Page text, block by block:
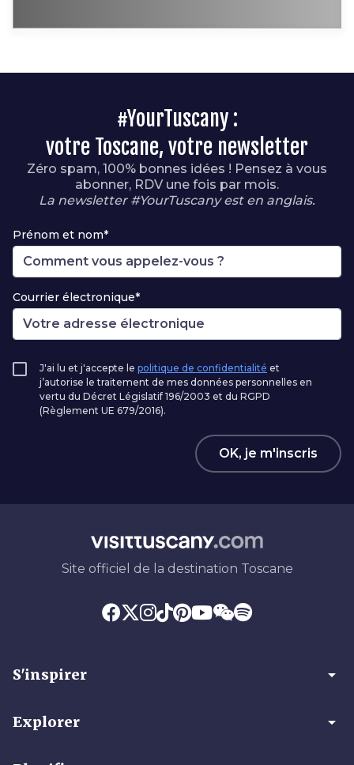
#YourTuscany :
votre Toscane, votre newsletter
Zéro spam, 100% bonnes idées ! Pensez à vous
abonner, RDV une fois par mois.
La newsletter #YourTuscany est en anglais.
Prénom et nom*
Courrier électronique*
J'ai lu et j'accepte le politique de confidentialité et
j’autorise le traitement de mes données personnelles en
vertu du Décret Législatif 196/2003 et du RGPD
(Règlement UE 679/2016).
OK, je m'inscris
Site officiel de la destination Toscane
S'inspirer arrow_drop_down
Explorer arrow_drop_down